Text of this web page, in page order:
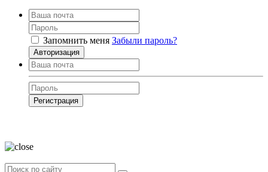
Запомнить меня Забыли пароль?
Авторизация
Регистрация